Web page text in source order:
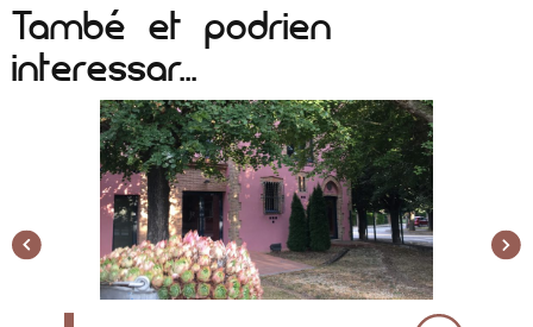
També et podrien
interessar...